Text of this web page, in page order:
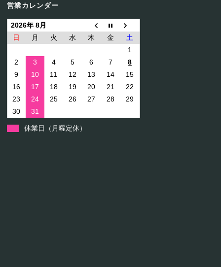
営業カレンダー
2026年 8月
日
月 火 水 木 金
土
1
2
3 4 5 6 7
8
9
10 11 12 13 14
15
16
17 18 19 20 21
22
23
24 25 26 27 28
29
30
31
休業日（月曜定休）